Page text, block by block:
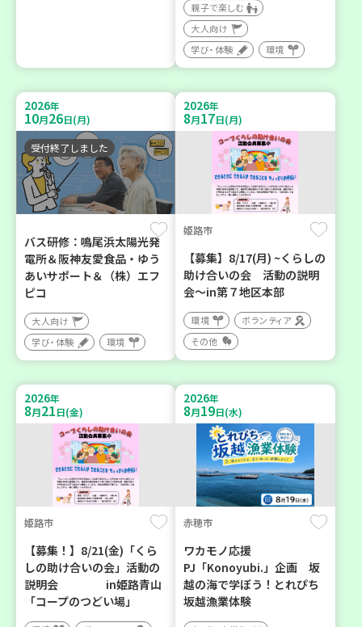
親子で楽しむ
大人向け
学び・体験
環境
2026年
10月26日(月)
受付終了しました
バス研修：鳴尾浜太陽光発
電所＆阪神友愛食品・ゆう
あいサポート＆（株）エフ
ピコ
大人向け
学び・体験
環境
2026年
8月17日(月)
姫路市
【募集】8/17(月) ~くらしの
助け合いの会 活動の説明
会～in第７地区本部
環境
ボランティア
その他
2026年
8月21日(金)
姫路市
【募集！】8/21(金)「くら
しの助け合いの会」活動の
説明会 in姫路青山
「コープのつどい場」
2026年
8月19日(水)
赤穂市
ワカモノ応援
PJ「Konoyubi.」企画 坂
越の海で学ぼう！とれぴち
坂越漁業体験